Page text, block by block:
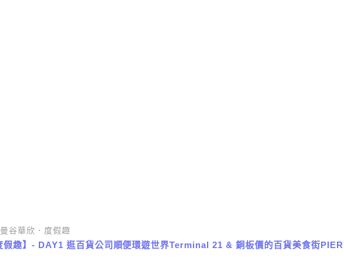
谷華欣．度假趣
假趣】- DAY1 逛百貨公司順便環遊世界Terminal 21 & 銅板價的百貨美食街